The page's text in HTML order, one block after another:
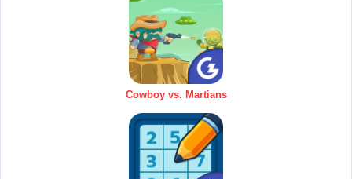
Cowboy vs. Martians